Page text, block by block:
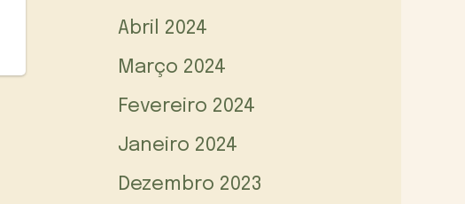
Abril 2024
Março 2024
Fevereiro 2024
Janeiro 2024
Dezembro 2023